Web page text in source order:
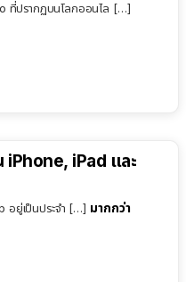
ที่ปรากฏบนโลกออนไล […]
iPhone, iPad และ
อยู่เป็นประจำ […] มากกว่า